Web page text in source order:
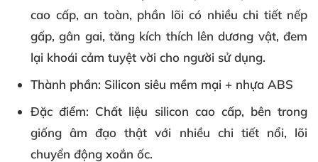
cao cấp, an toàn, phần lõi có nhiều chi tiết nếp
gấp, gân gai, tăng kích thích lên dương vật, đem
lại khoái cảm tuyệt vời cho người sử dụng.
Thành phần: Silicon siêu mềm mại + nhựa ABS
Đặc điểm: Chất liệu silicon cao cấp, bên trong
giống âm đạo thật với nhiều chi tiết nổi, lõi
chuyển động xoắn ốc.